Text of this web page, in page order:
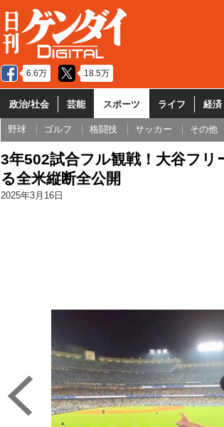
6.6万 18.5万
政治/社会 芸能 スポーツ ライフ 経済
野球 ゴルフ 格闘技 サッカー その他
3年502試合フル観戦！大谷フ
る全米縦断全公開
2025年3月16日